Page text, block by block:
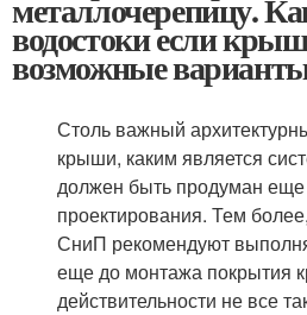
металлочерепицу.
водостоки если
возможные
Столь важный
крыши, каким является
должен быть продуман еще
проектирования. Тем
СниП рекомендуют
еще до монтажа покрытия
действительности не все